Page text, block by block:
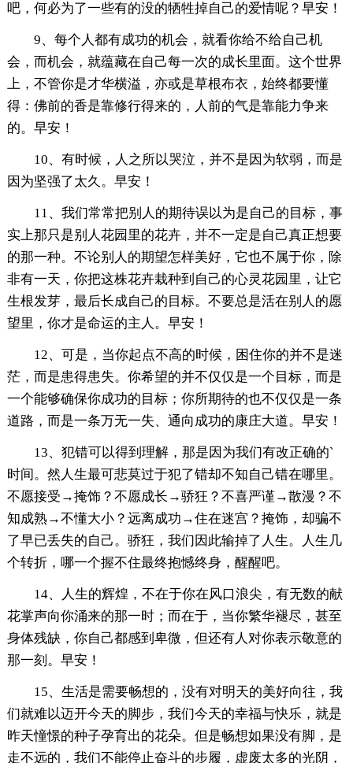
吧，何必为了一些有的没的牺牲掉自己的爱情呢？早安！
9、每个人都有成功的机会，就看你给不给自己机
会，而机会，就蕴藏在自己每一次的成长里面。这个世界
上，不管你是才华横溢，亦或是草根布衣，始终都要懂
得：佛前的香是靠修行得来的，人前的气是靠能力争来
的。早安！
10、有时候，人之所以哭泣，并不是因为软弱，而是
因为坚强了太久。早安！
11、我们常常把别人的期待误以为是自己的目标，事
实上那只是别人花园里的花卉，并不一定是自己真正想要
的那一种。不论别人的期望怎样美好，它也不属于你，除
非有一天，你把这株花卉栽种到自己的心灵花园里，让它
生根发芽，最后长成自己的目标。不要总是活在别人的愿
望里，你才是命运的主人。早安！
12、可是，当你起点不高的时候，困住你的并不是迷
茫，而是患得患失。你希望的并不仅仅是一个目标，而是
一个能够确保你成功的目标；你所期待的也不仅仅是一条
道路，而是一条万无一失、通向成功的康庄大道。早安！
13、犯错可以得到理解，那是因为我们有改正确的`
时间。然人生最可悲莫过于犯了错却不知自己错在哪里。
不愿接受→掩饰？不愿成长→骄狂？不喜严谨→散漫？不
知成熟→不懂大小？远离成功→住在迷宫？掩饰，却骗不
了早已丢失的自己。骄狂，我们因此输掉了人生。人生几
个转折，哪一个握不住最终抱憾终身，醒醒吧。
14、人生的辉煌，不在于你在风口浪尖，有无数的献
花掌声向你涌来的那一时；而在于，当你繁华褪尽，甚至
身体残缺，你自己都感到卑微，但还有人对你表示敬意的
那一刻。早安！
15、生活是需要畅想的，没有对明天的美好向往，我
们就难以迈开今天的脚步，我们今天的幸福与快乐，就是
昨天憧憬的种子孕育出的花朵。但是畅想如果没有脚，是
走不远的，我们不能停止奋斗的步履，虚废太多的光阴，